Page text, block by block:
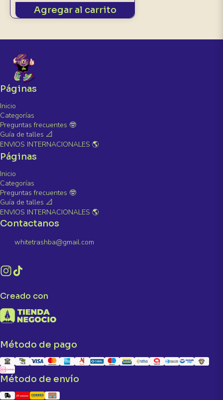
Agregar al carrito
Páginas
Inicio
Categorías
Preguntas frecuentes 🤓
Guía de talles 📐
ENVIOS INTERNACIONALES 🌎
Páginas
Inicio
Categorías
Preguntas frecuentes 🤓
Guía de talles 📐
ENVIOS INTERNACIONALES 🌎
Contactanos
whitetrashba@gmail.com
Creado con
Método de pago
Método de envío